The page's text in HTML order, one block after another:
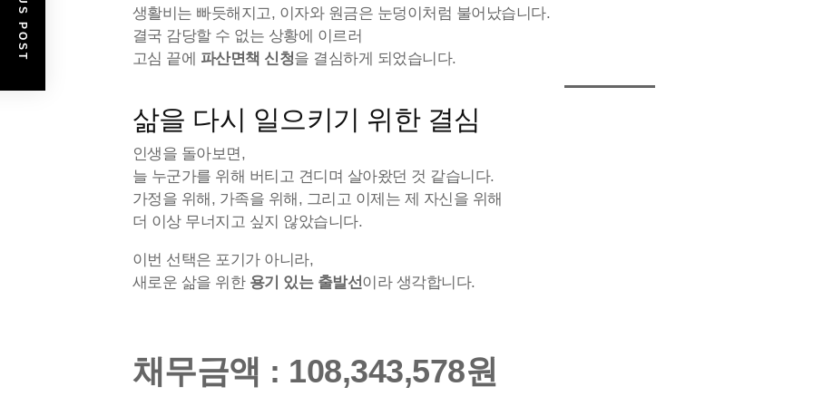
생활비는 빠듯해지고, 이자와 원금은 눈덩이처럼 불어났습니다.
결국 감당할 수 없는 상황에 이르러
고심 끝에 파산면책 신청을 결심하게 되었습니다.
삶을 다시 일으키기 위한 결심
인생을 돌아보면,
늘 누군가를 위해 버티고 견디며 살아왔던 것 같습니다.
가정을 위해, 가족을 위해, 그리고 이제는 제 자신을 위해
더 이상 무너지고 싶지 않았습니다.
이번 선택은 포기가 아니라,
새로운 삶을 위한 용기 있는 출발선이라 생각합니다.
채무금액 : 108,343,578원